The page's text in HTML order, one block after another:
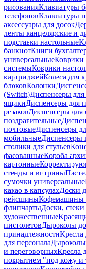
рисованияКлавиатуры
телефоновКлавиатуры
аксессуары для досок
ленты канцелярские и
подставки настольные
банкнотКниги
универсальные
системыКоврики
картриджейКолеса для
блоковКолонки
(Switch)Диспенсеры для
ящикиДиспенсеры для
резаковДиспенсеры для
поздравительные
почтовыеДиспенсеры
мобильныеДиспенсеры
столики для стульев
фасованныеКороба
картонные
стенды и витрины
сумочки универсальные
какао в капсулахДоски
рейсшиныКофемашины
флипчартыДоски,
художественные
пистолетовДыроколы
принадлежностиКресла
для персоналаДыроколы
и переговорныхКресла
покрытием "под кожу и